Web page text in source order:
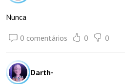
Nunca
0 comentários 0 0
Darth-